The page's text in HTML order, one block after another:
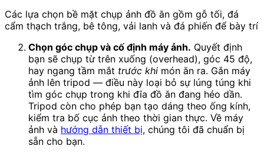
Các lựa chọn bề mặt chụp ảnh đồ ăn gồm gỗ tối, đá
cẩm thạch trắng, bê tông, vải lanh và đá phiến để bày trí
Chọn góc chụp và cố định máy ảnh. Quyết định
bạn sẽ chụp từ trên xuống (overhead), góc 45 độ,
hay ngang tầm mắt trước khi món ăn ra. Gắn máy
ảnh lên tripod — điều này loại bỏ sự lúng túng khi
tìm góc chụp trong khi đĩa đồ ăn đang héo dần.
Tripod còn cho phép bạn tạo dáng theo ống kính,
kiểm tra bố cục ảnh theo thời gian thực. Về máy
ảnh và hướng dẫn thiết bị, chúng tôi đã chuẩn bị
sẵn cho bạn.